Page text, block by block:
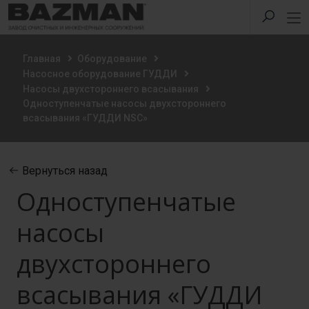
Главная
Оборудование
Насосное оборудование ГУДДИ
Насосы двухстороннего всасывания
Одноступенчатые насосы двухстороннего
всасывания «ГУДДИ NSC»
Вернуться назад
Одноступенчатые
насосы
двухстороннего
всасывания «ГУДДИ